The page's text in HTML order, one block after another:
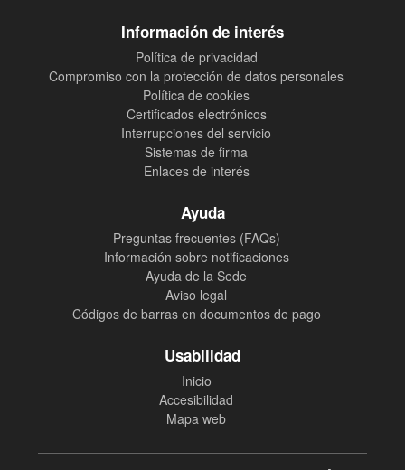
Información de interés
Política de privacidad
Compromiso con la protección de datos personales
Política de cookies
Certificados electrónicos
Interrupciones del servicio
Sistemas de firma
Enlaces de interés
Ayuda
Preguntas frecuentes (FAQs)
Información sobre notificaciones
Ayuda de la Sede
Aviso legal
Códigos de barras en documentos de pago
Usabilidad
Inicio
Accesibilidad
Mapa web